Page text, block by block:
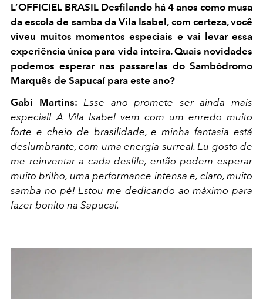
L’OFFICIEL BRASIL Desfilando há 4 anos como musa
da escola de samba da Vila Isabel, com certeza, você
viveu muitos momentos especiais e vai levar essa
experiência única para vida inteira. Quais novidades
podemos esperar nas passarelas do Sambódromo
Marquês de Sapucaí para este ano?
Gabi Martins: Esse ano promete ser ainda mais
especial! A Vila Isabel vem com um enredo muito
forte e cheio de brasilidade, e minha fantasia está
deslumbrante, com uma energia surreal. Eu gosto de
me reinventar a cada desfile, então podem esperar
muito brilho, uma performance intensa e, claro, muito
samba no pé! Estou me dedicando ao máximo para
fazer bonito na Sapucaí.